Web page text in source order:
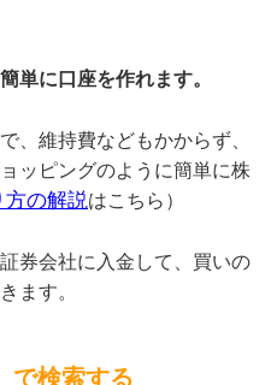
単に口座を作れます。
、維持費などもかからず、
ッピングのように簡単に株
方の解説はこちら）
券会社に入金して、買いの
ます。
で検索する